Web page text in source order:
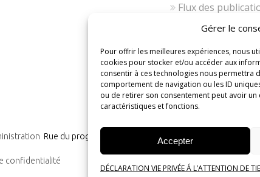
Gérer le
Pour offrir les meilleures expériences, nous
cookies pour stocker et/ou accéder aux
consentir à ces technologies nous permettra
comportement de navigation ou les ID
ou de retirer son consentement peut avoir
caractéristiques et fonctions.
Accepter
DÉCLARATION VIE PRIVÉE Á L’ATTENTION
Flux des
Flux des
Site de
Rue du progrès n°7, 1300 Wavre
confidentialité